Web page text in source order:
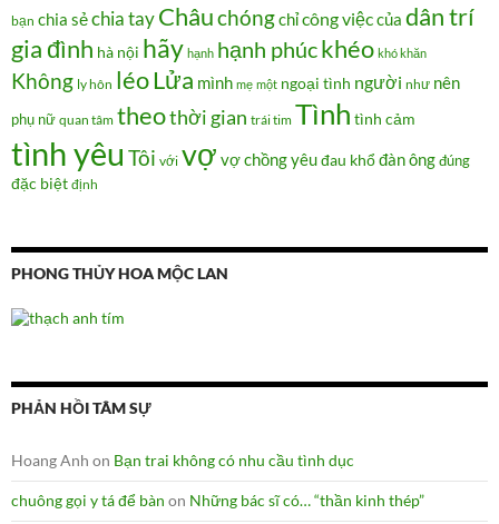
bạn chia sẻchia tay Châuchóngchỉcông việccủa dân trí
gia đình hà nội hãy hạnh hạnh phúckhéo khó khăn
Không ly hôn léoLửa mình mẹ một ngoại tình người như nên
phụ nữ quan tâm theothời gian trái tim Tình tình cảm
tình yêu Tôi với vợ vợ chồngyêuđau khổđàn ôngđúng
đặc biệt định
PHONG THỦY HOA MỘC LAN
PHẢN HỒI TÂM SỰ
Hoang Anh on Bạn trai không có nhu cầu tình dục
chuông gọi y tá để bàn on Những bác sĩ có… “thần kinh thép”